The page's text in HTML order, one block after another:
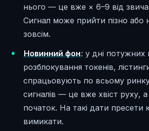
нього — це вже × 6–9 від
Сигнал може прийти пізно або
зовсім.
Новинний фон: у дні потужних
розблокування токенів,
спрацьовують по всьому
сигналів — це вже хвіст руху,
початок. На такі дати пресети
вимикати.